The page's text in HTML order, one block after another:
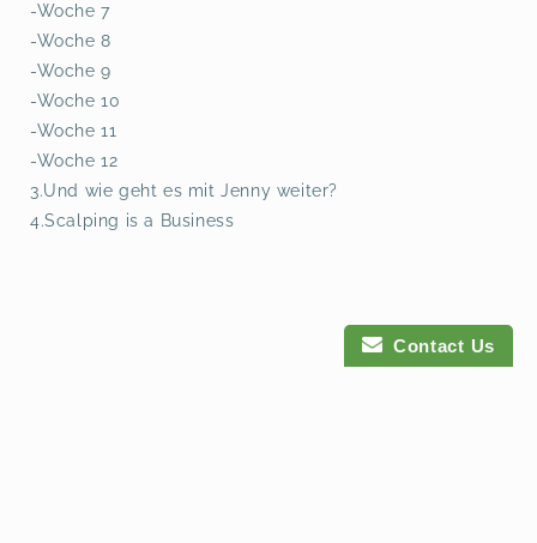
-Woche 7
-Woche 8
-Woche 9
-Woche 10
-Woche 11
-Woche 12
3.Und wie geht es mit Jenny weiter?
4.Scalping is a Business
Contact Us